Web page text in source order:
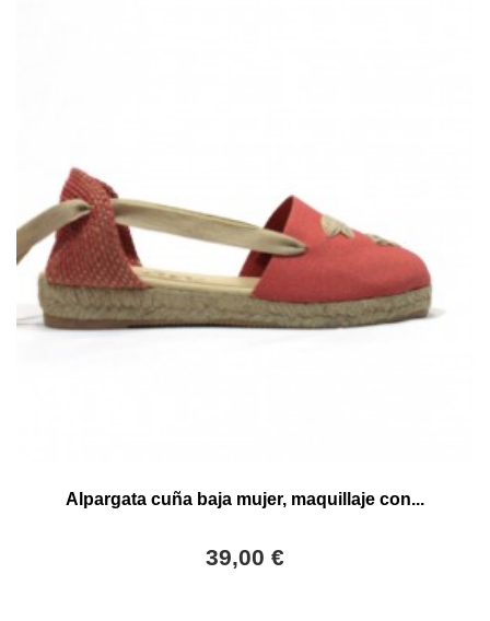
Alpargata cuña baja mujer, maquillaje con...
39,00 €